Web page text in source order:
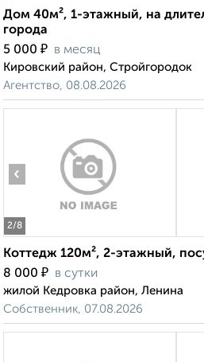
Дом 40м², 1-этажный, на
города
5 000 ₽ в месяц
Кировский район, Стройгородок
Агентство, 08.08.2026
2/8
‹
Коттедж 120м², 2-этажный,
8 000 ₽ в сутки
жилой Кедровка район, Ленина
Собственник, 07.08.2026